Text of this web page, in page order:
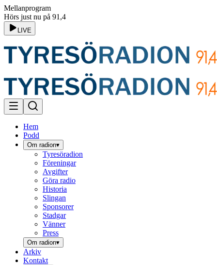
Mellanprogram
Hörs just nu på 91,4
LIVE
Hem
Podd
Om radion▾
Tyresöradion
Föreningar
Avgifter
Göra radio
Historia
Slingan
Sponsorer
Stadgar
Vänner
Press
Om radion▾
Arkiv
Kontakt